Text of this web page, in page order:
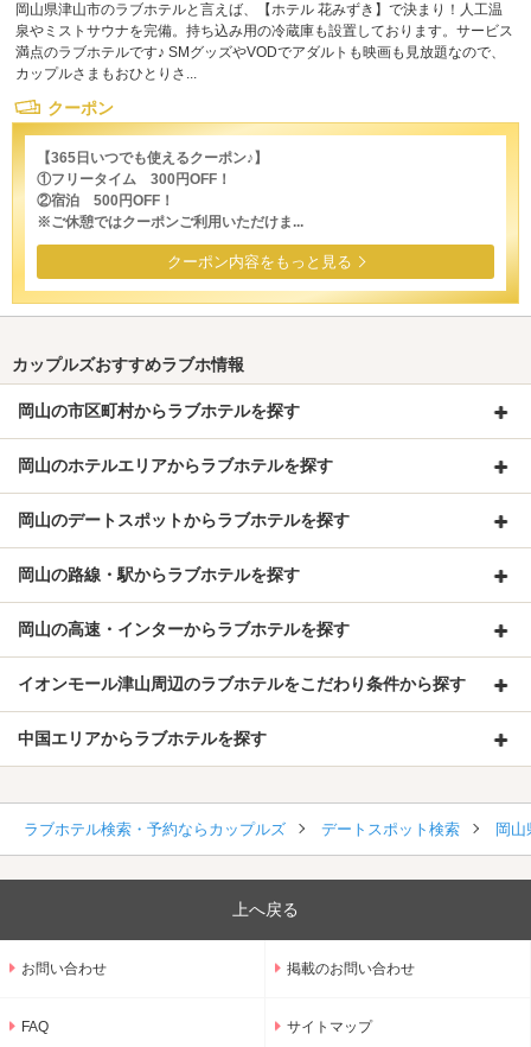
岡山県津山市のラブホテルと言えば、【ホテル 花みずき】で決まり！人工温
泉やミストサウナを完備。持ち込み用の冷蔵庫も設置しております。サービス
満点のラブホテルです♪ SMグッズやVODでアダルトも映画も見放題なので、
カップルさまもおひとりさ...
クーポン
【365日いつでも使えるクーポン♪】
①フリータイム 300円OFF！
②宿泊 500円OFF！
※ご休憩ではクーポンご利用いただけま...
クーポン内容をもっと見る
カップルズおすすめラブホ情報
岡山の市区町村からラブホテルを探す
岡山のホテルエリアからラブホテルを探す
岡山のデートスポットからラブホテルを探す
岡山の路線・駅からラブホテルを探す
岡山の高速・インターからラブホテルを探す
イオンモール津山周辺のラブホテルをこだわり条件から探す
中国エリアからラブホテルを探す
ラブホテル検索・予約ならカップルズ デートスポット検索 岡
上へ戻る
お問い合わせ 掲載のお問い合わせ
FAQ サイトマップ